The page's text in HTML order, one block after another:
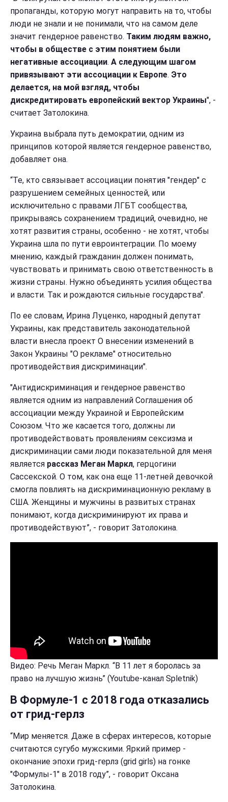
пропаганды, которую могут направить на то, чтобы
люди не знали и не понимали, что на самом деле
значит гендерное равенство. Таким людям важно,
чтобы в обществе с этим понятием были
негативные ассоциации. А следующим шагом
привязывают эти ассоциации к Европе. Это
делается, на мой взгляд, чтобы
дискредитировать европейский вектор Украины", -
считает Затолокина.
Украина выбрала путь демократии, одним из
принципов которой является гендерное равенство,
добавляет она.
“Те, кто связывает ассоциации понятия "гендер" с
разрушением семейных ценностей, или
исключительно с правами ЛГБТ сообщества,
прикрываясь сохранением традиций, очевидно, не
хотят развития страны, особенно - не хотят, чтобы
Украина шла по пути евроинтеграции. По моему
мнению, каждый гражданин должен понимать,
чувствовать и принимать свою ответственность в
жизни страны. Нужно объединять усилия общества
и власти. Так и рождаются сильные государства".
По ее словам, Ирина Луценко, народный депутат
Украины, как представитель законодательной
власти внесла проект О внесении изменений в
Закон Украины "О рекламе" относительно
противодействия дискриминации".
"Антидискриминация и гендерное равенство
является одним из направлений Соглашения об
ассоциации между Украиной и Европейским
Союзом. Что же касается того, должны ли
противодействовать проявлениям сексизма и
дискриминации сами люди показательной для меня
является рассказ Меган Маркл, герцогини
Сассекской. О том, как она еще 11-летней девочкой
смогла повлиять на дискриминационную рекламу в
США. Женщины и мужчины в развитых странах
понимают, когда дискриминируют их права и
противодействуют”, - говорит Затолокина.
Видео: Речь Меган Маркл. “В 11 лет я боролась за
право на лучшую жизнь” (Youtube-канал Spletnik)
В Формуле-1 с 2018 года отказались
от грид-герлз
“Мир меняется. Даже в сферах интересов, которые
считаются сугубо мужскими. Яркий пример -
окончание эпохи грид-герлз (grid girls) на гонке
"Формулы-1" в 2018 году”, - говорит Оксана
Затолокина.